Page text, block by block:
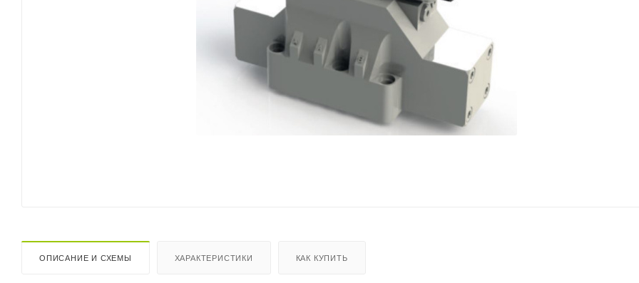
ОПИСАНИЕ И СХЕМЫ ХАРАКТЕРИСТИКИ КАК КУПИТЬ